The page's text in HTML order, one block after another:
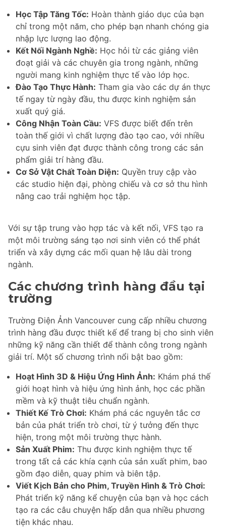
Học Tập Tăng Tốc: Hoàn thành giáo dục của bạn
chỉ trong một năm, cho phép bạn nhanh chóng gia
nhập lực lượng lao động.
Kết Nối Ngành Nghề: Học hỏi từ các giảng viên
đoạt giải và các chuyên gia trong ngành, những
người mang kinh nghiệm thực tế vào lớp học.
Đào Tạo Thực Hành: Tham gia vào các dự án thực
tế ngay từ ngày đầu, thu được kinh nghiệm sản
xuất quý giá.
Công Nhận Toàn Cầu: VFS được biết đến trên
toàn thế giới vì chất lượng đào tạo cao, với nhiều
cựu sinh viên đạt được thành công trong các sản
phẩm giải trí hàng đầu.
Cơ Sở Vật Chất Toàn Diện: Quyền truy cập vào
các studio hiện đại, phòng chiếu và cơ sở thu hình
nâng cao trải nghiệm học tập.
Với sự tập trung vào hợp tác và kết nối, VFS tạo ra
một môi trường sáng tạo nơi sinh viên có thể phát
triển và xây dựng các mối quan hệ lâu dài trong
ngành.
Các chương trình hàng đầu tại
trường
Trường Điện Ảnh Vancouver cung cấp nhiều chương
trình hàng đầu được thiết kế để trang bị cho sinh viên
những kỹ năng cần thiết để thành công trong ngành
giải trí. Một số chương trình nổi bật bao gồm:
Hoạt Hình 3D & Hiệu Ứng Hình Ảnh: Khám phá thế
giới hoạt hình và hiệu ứng hình ảnh, học các phần
mềm và kỹ thuật tiêu chuẩn ngành.
Thiết Kế Trò Chơi: Khám phá các nguyên tắc cơ
bản của phát triển trò chơi, từ ý tưởng đến thực
hiện, trong một môi trường thực hành.
Sản Xuất Phim: Thu được kinh nghiệm thực tế
trong tất cả các khía cạnh của sản xuất phim, bao
gồm đạo diễn, quay phim và biên tập.
Viết Kịch Bản cho Phim, Truyền Hình & Trò Chơi:
Phát triển kỹ năng kể chuyện của bạn và học cách
tạo ra các câu chuyện hấp dẫn qua nhiều phương
tiện khác nhau.